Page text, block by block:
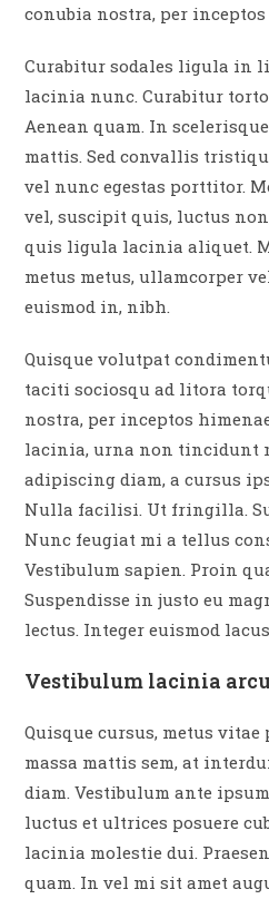
conubia nostra, per inceptos
Curabitur sodales ligula in
lacinia nunc. Curabitur
Aenean quam. In
mattis. Sed convallis
vel nunc egestas porttitor.
vel, suscipit quis, luctus
quis ligula lacinia aliquet.
metus metus, ullamcorper
euismod in, nibh.
Quisque volutpat
taciti sociosqu ad litora
nostra, per inceptos
lacinia, urna non tincidunt
adipiscing diam, a cursus
Nulla facilisi. Ut fringilla.
Nunc feugiat mi a tellus
Vestibulum sapien. Proin
Suspendisse in justo eu
lectus. Integer euismod
Vestibulum lacinia
Quisque cursus, metus vitae
massa mattis sem, at
diam. Vestibulum ante
luctus et ultrices posuere
lacinia molestie dui.
quam. In vel mi sit amet